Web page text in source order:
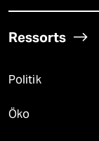
Ressorts
Politik
Öko